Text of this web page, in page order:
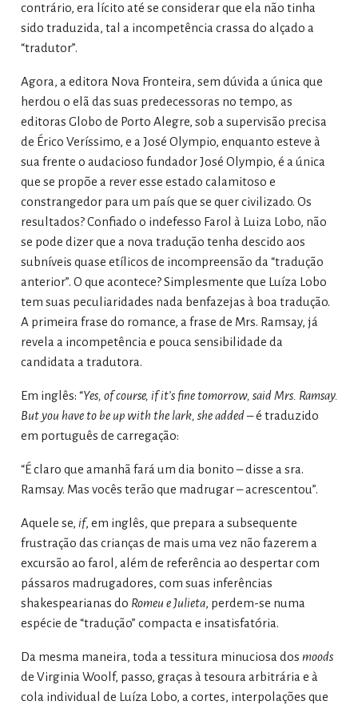
contrário, era lícito até se considerar que ela não tinha
sido traduzida, tal a incompetência crassa do alçado a
“tradutor”.
Agora, a editora Nova Fronteira, sem dúvida a única que
herdou o elã das suas predecessoras no tempo, as
editoras Globo de Porto Alegre, sob a supervisão precisa
de Érico Veríssimo, e a José Olympio, enquanto esteve à
sua frente o audacioso fundador José Olympio, é a única
que se propõe a rever esse estado calamitoso e
constrangedor para um país que se quer civilizado. Os
resultados? Confiado o indefesso Farol à Luiza Lobo, não
se pode dizer que a nova tradução tenha descido aos
subníveis quase etílicos de incompreensão da “tradução
anterior”. O que acontece? Simplesmente que Luíza Lobo
tem suas peculiaridades nada benfazejas à boa tradução.
A primeira frase do romance, a frase de Mrs. Ramsay, já
revela a incompetência e pouca sensibilidade da
candidata a tradutora.
Em inglês: “Yes, of course, if it’s fine tomorrow, said Mrs. Ramsay.
But you have to be up with the lark, she added –é traduzido
em português de carregação:
“É claro que amanhã fará um dia bonito – disse a sra.
Ramsay. Mas vocês terão que madrugar – acrescentou”.
Aquele se, if, em inglês, que prepara a subsequente
frustração das crianças de mais uma vez não fazerem a
excursão ao farol, além de referência ao despertar com
pássaros madrugadores, com suas inferências
shakespearianas do Romeu e Julieta, perdem-se numa
espécie de “tradução” compacta e insatisfatória.
Da mesma maneira, toda a tessitura minuciosa dos moods
de Virginia Woolf, passo, graças à tesoura arbitrária e à
cola individual de Luíza Lobo, a cortes, interpolações que